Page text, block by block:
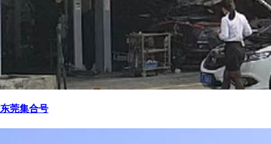
东莞集合号